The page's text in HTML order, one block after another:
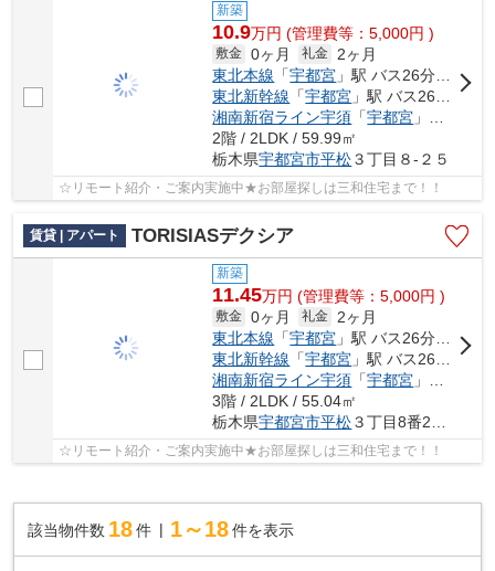
新築
10.9万円 (管理費等：5,000円 )
敷金 0ヶ月 礼金
2ヶ月
東北本線 「宇都宮 」駅 バス26分 「平松神社前」 停歩6分
東北新幹線 「宇都宮 」駅 バス26分 「平松神社前」 停歩6分
湘南新宿ライン宇須 「宇都宮 」駅 バス26分 「平松神社前」 停歩6分
2階 / 2LDK / 59.99㎡
栃木県宇都宮市平松３丁目８-２５
☆リモート紹介・ご案内実施中★お部屋探しは三和住宅まで！！
賃貸 | アパート TORISIASデクシア
新築
11.45万円 (管理費等：5,000円 )
敷金 0ヶ月 礼金
2ヶ月
東北本線 「宇都宮 」駅 バス26分 「平松神社前」 停歩6分
東北新幹線 「宇都宮 」駅 バス26分 「平松神社前」 停歩6分
湘南新宿ライン宇須 「宇都宮 」駅 バス26分 「平松神社前」 停歩6分
3階 / 2LDK / 55.04㎡
栃木県宇都宮市平松３丁目8番24号
☆リモート紹介・ご案内実施中★お部屋探しは三和住宅まで！！
該当物件数 18件 1～18 件を表示